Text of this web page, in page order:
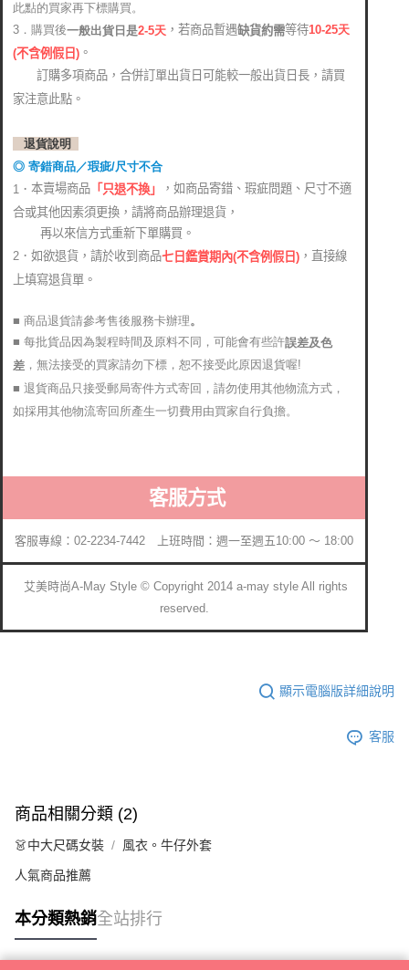
此點的買家再下標購買。
3．購買後一般出貨日是2-5天 ，若商品暫遇缺貨約需等待10-25天
(不含例假日) 。
訂購多項商品，合併訂單出貨日可能較一般出貨日長，請買
家注意此點。
退貨說明
◎ 寄錯商品／瑕疵/尺寸不合
1． 本賣場商品 「只退不換」
，如商品寄錯、瑕疵問題、尺寸不適
合或其他因素須更換，請將商品辦理退貨，
再以來信方式重新下單購買。
2．如欲退貨，請於收到商品七日鑑賞期內(不含例假日) ，直接線
上填寫退貨單。
■ 商品退貨請參考售後服務卡辦理。
■ 每批貨品因為製程時間及原料不同，可能會有些許誤差及色
差 ，無法接受的買家請勿下標，恕不接受此原因退貨喔!
■ 退貨商品只接受郵局寄件方式寄回，請勿使用其他物流方式，
如採用其他物流寄回所產生一切費用由買家自行負擔。
客服方式
客服專線：02-2234-7442 上班時間：週一至週五10:00 ～ 18:00
艾美時尚A-May Style © Copyright 2014 a-may style All rights
reserved.
顯示電腦版詳細說明
客服
商品相關分類 (2)
👗中大尺碼女裝 風衣。牛仔外套
人氣商品推薦
本分類熱銷全站排行